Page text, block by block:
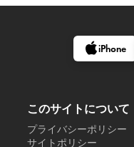
iPhone
このサイトについて
プライバシーポリシー
サイトポリシー